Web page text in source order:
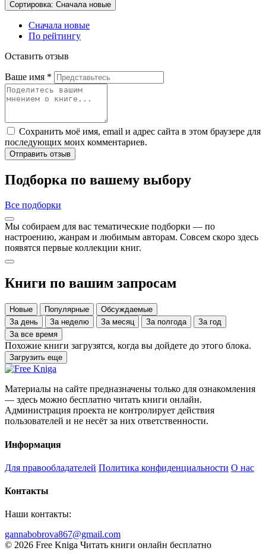
Сортировка: Сначала новые
Сначала новые
По рейтингу
Оставить отзыв
Ваше имя *
Сохранить моё имя, email и адрес сайта в этом браузере для
последующих моих комментариев.
Отправить отзыв
Подборка по вашему выбору
Все подборки
Мы собираем для вас тематические подборки — по
настроению, жанрам и любимым авторам. Совсем скоро здесь
появятся первые коллекции книг.
Книги по вашим запросам
Новые Популярные
Обсуждаемые
За день
За неделю За месяц За полгода
За год
За все время
Похожие книги загрузятся, когда вы дойдете до этого блока.
Загрузить еще
Материалы на сайте предназначены только для ознакомления
— здесь можно бесплатно читать книги онлайн.
Администрация проекта не контролирует действия
пользователей и не несёт за них ответственности.
Информация
Для правообладателей Политика конфиденциальности О нас
Контакты
Наши контакты:
gannabobrova867@gmail.com
© 2026 Free Kniga Читать книги онлайн бесплатно